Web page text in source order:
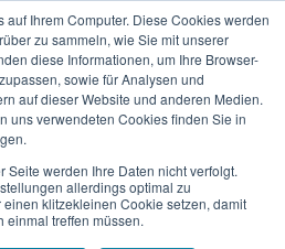
Ihrem Computer. Diese Cookies werden
zu sammeln, wie Sie mit unserer
diese Informationen, um Ihre Browser-
sowie für Analysen und
auf dieser Website und anderen Medien.
uns verwendeten Cookies finden Sie in
Seite werden Ihre Daten nicht verfolgt.
allerdings optimal zu
klitzekleinen Cookie setzen, damit
einmal treffen müssen.